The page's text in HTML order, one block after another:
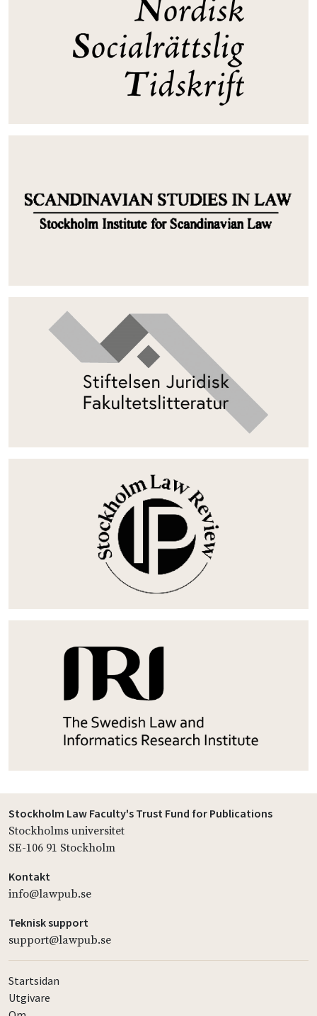
Stockholm Law Faculty's Trust Fund for Publications
Stockholms universitet
SE-106 91 Stockholm
Kontakt
info@lawpub.se
Teknisk support
support@lawpub.se
Startsidan
Utgivare